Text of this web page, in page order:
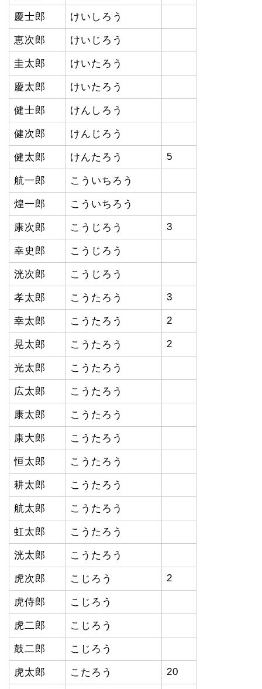
慶士郎 けいしろう
恵次郎 けいじろう
圭太郎 けいたろう
慶太郎 けいたろう
健士郎 けんしろう
健次郎 けんじろう
健太郎 けんたろう 5
航一郎 こういちろう
煌一郎 こういちろう
康次郎 こうじろう 3
幸史郎 こうじろう
洸次郎 こうじろう
孝太郎 こうたろう 3
幸太郎 こうたろう 2
晃太郎 こうたろう 2
光太郎 こうたろう
広太郎 こうたろう
康太郎 こうたろう
康大郎 こうたろう
恒太郎 こうたろう
耕太郎 こうたろう
航太郎 こうたろう
虹太郎 こうたろう
洸太郎 こうたろう
虎次郎 こじろう 2
虎侍郎 こじろう
虎二郎 こじろう
鼓二郎 こじろう
虎太郎 こたろう 20